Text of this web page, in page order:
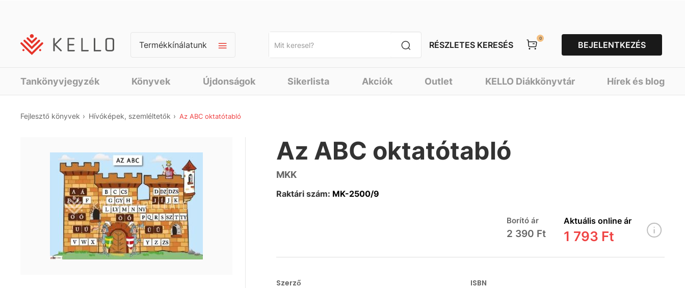
Termékkínálatunk RÉSZLETES KERESÉS
0
BEJELENTKEZÉS
Tankönyvjegyzék Könyvek Újdonságok Sikerlista Akciók Outlet KELLO Diákkönyvtár Hírek és blog
Fejlesztő könyvek Hívóképek, szemléltetők Az ABC oktatótabló
Az ABC oktatótabló
MKK
Raktári szám: MK-2500/9
Borító ár
2 390 Ft
Aktuális online ár
1 793 Ft
Szerző ISBN